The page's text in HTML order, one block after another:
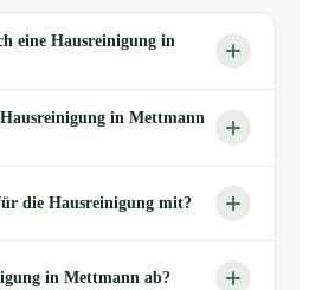
eine Hausreinigung in
in Mettmann
die Hausreinigung mit?
in Mettmann ab?